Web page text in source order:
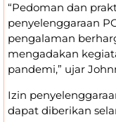
“Pedoman dan
penyelenggaraan
pengalaman
mengadakan
pandemi,” ujar
Izin
dapat diberikan